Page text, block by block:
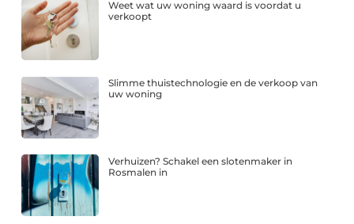
Weet wat uw woning waard is voordat u
verkoopt
Slimme thuistechnologie en de verkoop van
uw woning
Verhuizen? Schakel een slotenmaker in
Rosmalen in